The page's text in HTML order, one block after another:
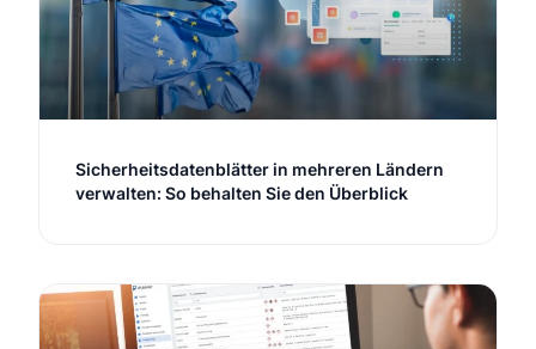
Sicherheitsdatenblätter in mehreren Ländern
verwalten: So behalten Sie den Überblick